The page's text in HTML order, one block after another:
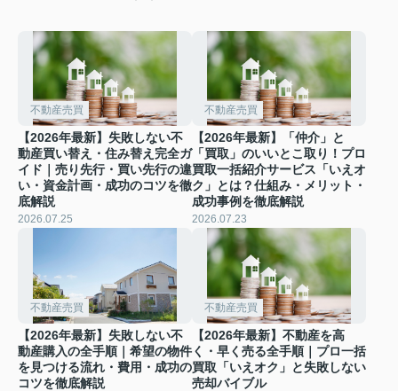
不動産売買
【2026年最新】失敗しない不
動産買い替え・住み替え完全ガ
イド｜売り先行・買い先行の違
い・資金計画・成功のコツを徹
底解説
2026.07.25
不動産売買
【2026年最新】「仲介」と
「買取」のいいとこ取り！プロ
買取一括紹介サービス「いえオ
ク」とは？仕組み・メリット・
成功事例を徹底解説
2026.07.23
不動産売買
【2026年最新】失敗しない不
動産購入の全手順｜希望の物件
を見つける流れ・費用・成功の
コツを徹底解説
不動産売買
【2026年最新】不動産を高
く・早く売る全手順｜プロ一括
買取「いえオク」と失敗しない
売却バイブル